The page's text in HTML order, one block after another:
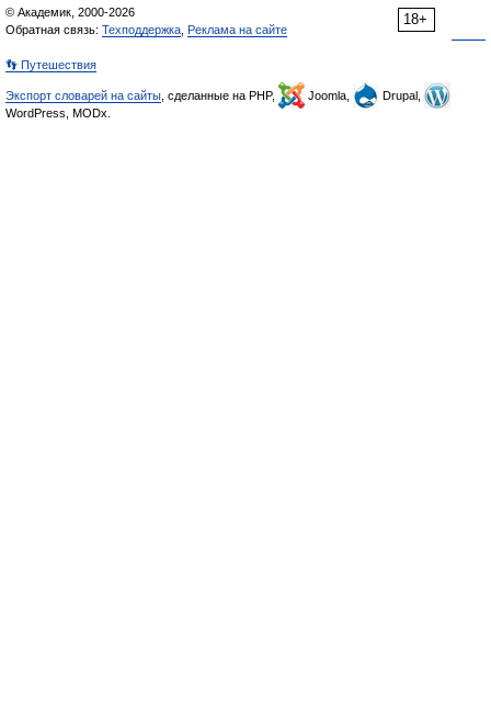
18+
© Академик, 2000-2026
Обратная связь: Техподдержка Реклама на сайте
👣 Путешествия
Экспорт словарей на сайты , сделанные на PHP, Joomla,
Drupal,
WordPress, MODx.